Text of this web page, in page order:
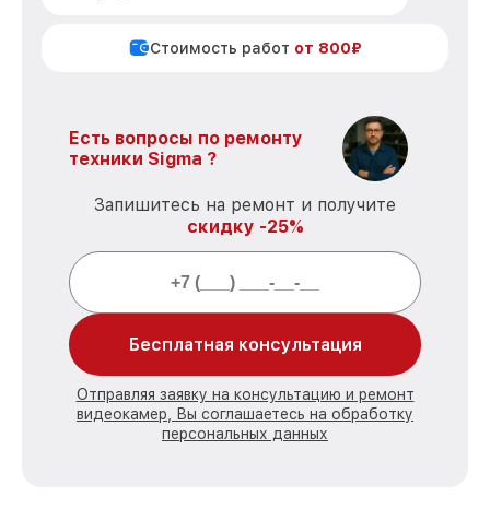
Стоимость работ от 800₽
Есть вопросы по ремонту
техники Sigma ?
Запишитесь на ремонт и получите
скидку -25%
Бесплатная консультация
Отправляя заявку на консультацию и ремонт
видеокамер, Вы соглашаетесь на обработку
персональных данных